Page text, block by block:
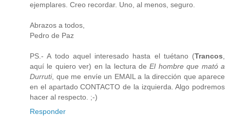
ejemplares. Creo recordar. Uno, al menos, seguro.
Abrazos a todos,
Pedro de Paz
PS.- A todo aquel interesado hasta el tuétano (Trancos
aquí le quiero ver) en la lectura deEl hombre que mató a
Durruti, que me envíe un EMAIL a la dirección que aparece
en el apartado CONTACTO de la izquierda. Algo podremos
hacer al respecto. ;-)
Responder